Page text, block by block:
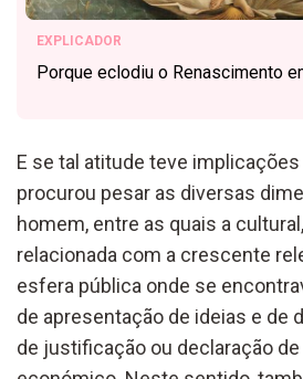
EXPLICADOR
Porque eclodiu o Renascimento
E se tal atitude teve
procurou pesar as diversas
homem, entre as quais a
relacionada com a crescente
esfera pública onde se
de apresentação de ideias e de
de justificação ou declaração